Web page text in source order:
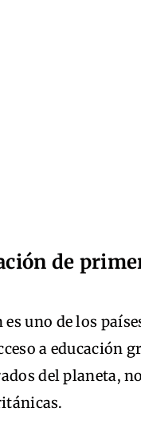
de
uno de los
a educación
del planeta,